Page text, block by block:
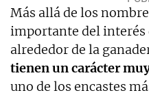
Más allá de los
importante del interés
alrededor de la
tienen un carácter
uno de los encastes